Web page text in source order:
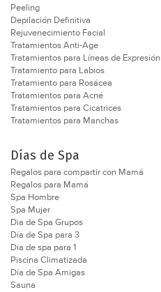
Peeling
Depilación Definitiva
Rejuvenecimiento Facial
Tratamientos Anti-Age
Tratamientos para Líneas de Expresión
Tratamiento para Labios
Tratamiento para Rosácea
Tratamientos para Acné
Tratamientos para Cicatrices
Tratamientos para Manchas
Días de Spa
Regalos para compartir con Mamá
Regalos para Mamá
Spa Hombre
Spa Mujer
Dia de Spa Grupos
Día de Spa para 3
Dia de spa para 1
Piscina Climatizada
Día de Spa Amigas
Sauna